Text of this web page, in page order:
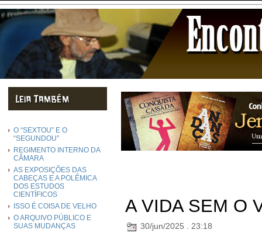
O “SEXTOU” E O
“SEGUNDOU”
REGIMENTO INTERNO DA
CÂMARA
AS EXPOSIÇÕES DAS
CABEÇAS E A POLÊMICA
DOS ESTUDOS
CIENTÍFICOS
ISSO É COISA DE VELHO
O ARQUIVO PÚBLICO E
SUAS MUDANÇAS
A VIDA SEM O
30/jun/2025 . 23:18